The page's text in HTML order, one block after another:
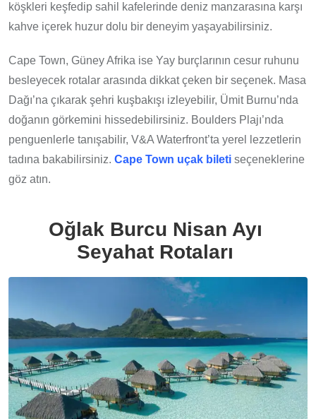
köşkleri keşfedip sahil kafelerinde deniz manzarasına karşı
kahve içerek huzur dolu bir deneyim yaşayabilirsiniz.
Cape Town, Güney Afrika ise Yay burçlarının cesur ruhunu
besleyecek rotalar arasında dikkat çeken bir seçenek. Masa
Dağı’na çıkarak şehri kuşbakışı izleyebilir, Ümit Burnu’nda
doğanın görkemini hissedebilirsiniz. Boulders Plajı’nda
penguenlerle tanışabilir, V&A Waterfront’ta yerel lezzetlerin
tadına bakabilirsiniz. Cape Town uçak bileti seçeneklerine
göz atın.
Oğlak Burcu Nisan Ayı
Seyahat Rotaları